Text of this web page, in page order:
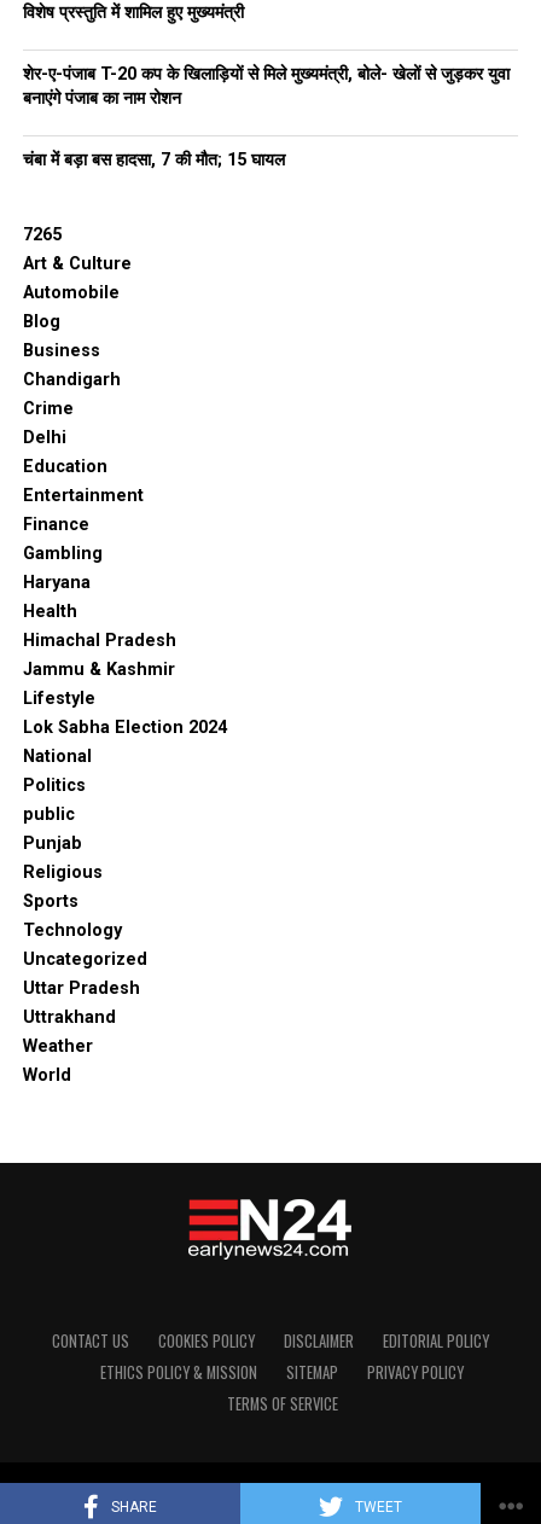
SHARE TWEET
विशेष प्रस्तुति में शामिल हुए मुख्यमंत्री
शेर-ए-पंजाब T-20 कप के खिलाड़ियों से मिले मुख्यमंत्री, बोले- खेलों से जुड़कर युवा
बनाएंगे पंजाब का नाम रोशन
चंबा में बड़ा बस हादसा, 7 की मौत; 15 घायल
7265
Art & Culture
Automobile
Blog
Business
Chandigarh
Crime
Delhi
Education
Entertainment
Finance
Gambling
Haryana
Health
Himachal Pradesh
Jammu & Kashmir
Lifestyle
Lok Sabha Election 2024
National
Politics
public
Punjab
Religious
Sports
Technology
Uncategorized
Uttar Pradesh
Uttrakhand
Weather
World
CONTACT US COOKIES POLICY DISCLAIMER
EDITORIAL POLICY
ETHICS POLICY & MISSION
SITEMAP
PRIVACY POLICY
TERMS OF SERVICE
Copyright © 2024 Early News24